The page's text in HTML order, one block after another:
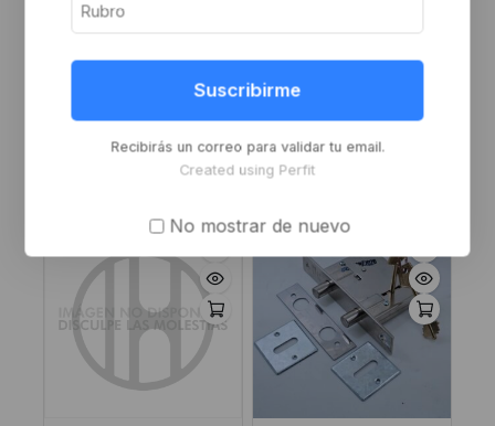
Inicie sesión o
regístrese para ver el
Cerrojo KALLAY 2012 sin
Inicie sesión o
regístrese para ver el
Suscribirme
Recibirás un correo para validar tu email.
Created using Perfit
No mostrar de nuevo